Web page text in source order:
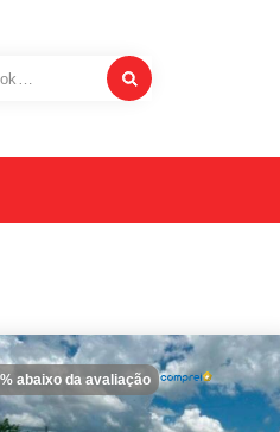
abaixo da avaliação